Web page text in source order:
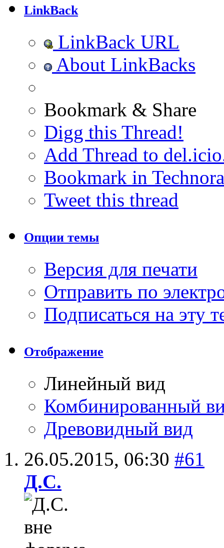
LinkBack
LinkBack URL
About LinkBacks
Bookmark & Share
Digg this Thread!
Add Thread to
Bookmark in
Tweet this thread
Опции темы
Версия для печати
Отправить по
Подписаться на эту
Отображение
Линейный вид
Комбинированный
Древовидный вид
26.05.2015, 06:30 #61
Д.С.